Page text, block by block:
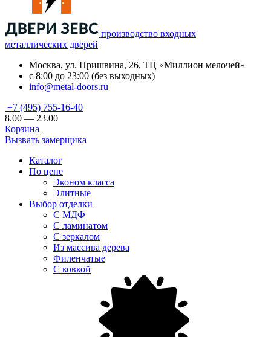
производство входных
металлических дверей
Москва, ул. Пришвина, 26, ТЦ «Миллион мелочей»
с 8:00 до 23:00 (без выходных)
info@metal-doors.ru
+7 (495) 755-16-40
8.00 — 23.00
Корзина
Вызвать замерщика
Каталог
По цене
Эконом класса
Элитные
Выбор отделки
С МДФ
С ламинатом
С зеркалом
Из массива дерева
Филенчатые
С ковкой